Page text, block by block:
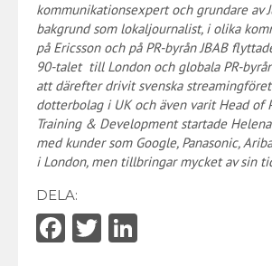
kommunikationsexpert och grundare av
bakgrund som lokaljournalist, i olika
på Ericsson och på PR-byrån JBAB
90-talet till London och globala PR-
att därefter drivit svenska
dotterbolag i UK och även varit Head of
Training & Development startade Helena
med kunder som Google, Panasonic,
i London, men tillbringar mycket av sin
DELA:
Fa T